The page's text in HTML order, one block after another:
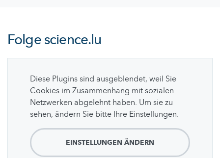
Folgescience.lu
Diese Plugins sind ausgeblendet, weil Sie
Cookies im Zusammenhang mit sozialen
Netzwerken abgelehnt haben. Um sie zu
sehen, ändern Sie bitte Ihre Einstellungen.
EINSTELLUNGEN ÄNDERN